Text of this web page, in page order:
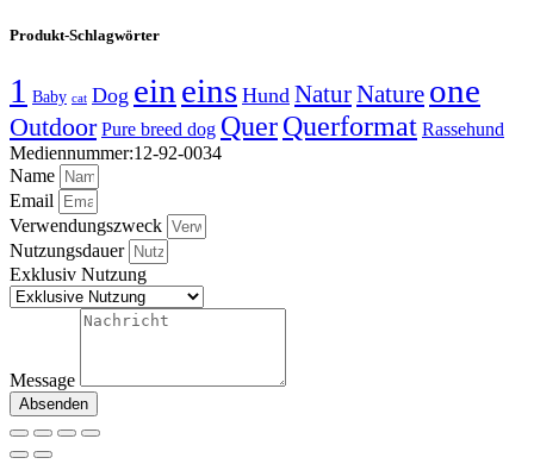
Produkt-Schlagwörter
1 Baby cat Dog ein eins Hund NaturNature one
Outdoor Pure breed dog QuerQuerformat Rassehund
Mediennummer:12-92-0034
Name
Email
Verwendungszweck
Nutzungsdauer
Exklusiv Nutzung
Message
Absenden